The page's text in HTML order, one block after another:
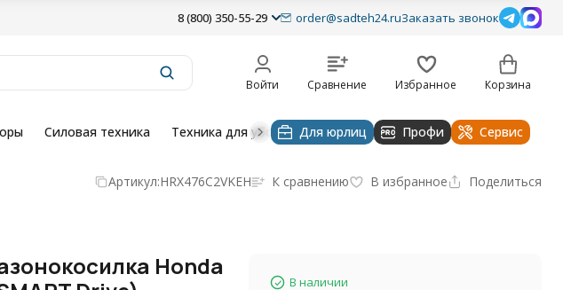
8 (800) 350-55-29 order@sadteh24.ruЗаказать звонок
Войти Сравнение Избранное Корзина
Силовая техника Техника для уборки Строительная техника
Для юрлиц Профи Сервис
Артикул:HRX476С2VKEH К сравнению В избранное Поделиться
Honda
В наличии